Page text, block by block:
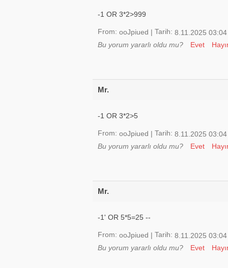
-1 OR 3*2>999
From: ooJpiued | Tarih: 8.11.2025 03:04
Bu yorum yararlı oldu mu?
Evet
Mr.
-1 OR 3*2>5
From: ooJpiued | Tarih: 8.11.2025 03:04
Bu yorum yararlı oldu mu?
Evet
Mr.
-1' OR 5*5=25 --
From: ooJpiued | Tarih: 8.11.2025 03:04
Bu yorum yararlı oldu mu?
Evet